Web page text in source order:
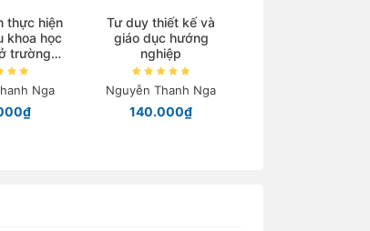
thực hiện
khoa học
trường
học
Nga
Tư duy thiết kế và
giáo dục hướng
nghiệp
Nguyễn Thanh Nga
140.000₫